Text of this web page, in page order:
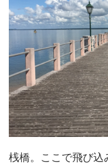
桟橋。ここで飛び込